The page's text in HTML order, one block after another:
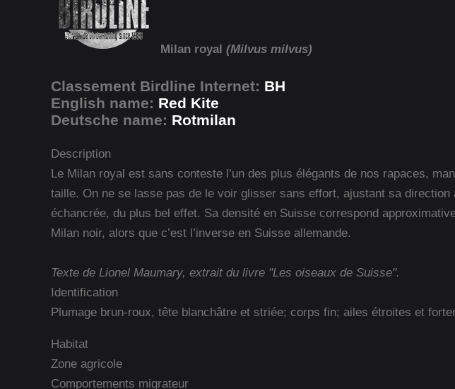
Milan royal (Milvus milvus)
Classement Birdline Internet: BH
English name: Red Kite
Deutsche name: Rotmilan
Description
Le Milan royal est sans conteste l’un des plus élégants de nos rapaces,
taille. On ne se lasse pas de le voir glisser sans effort, ajustant sa
échancrée, du plus bel effet. Sa densité en Suisse correspond
Milan noir, alors que c’est l’inverse en Suisse allemande.
Texte de Lionel Maumary, extrait du livre "Les oiseaux de Suisse".
Identification
Plumage brun-roux, tête blanchâtre et striée; corps fin; ailes étroites et
Habitat
Zone agricole
Comportements migrateur